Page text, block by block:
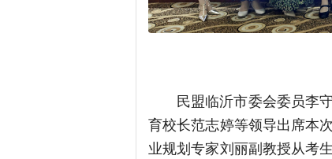
民盟临沂市委会委员李
育校长范志婷等领导出席本
业规划专家刘丽副教授从考